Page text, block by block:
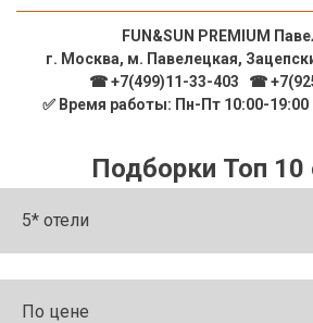
FUN&SUN PREMIUM
г. Москва, м. Павелецкая,
☎ +7(499)11-33-403
☎
✅ Время работы: Пн-Пт 10:00-
Подборки Топ 10
5* отели
По цене